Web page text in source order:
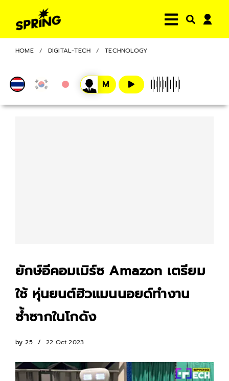
HOME DIGITAL-TECH TECHNOLOGY
ยักษ์อีคอมเมิร์ซ Amazon เตรียม
ใช้ หุ่นยนต์ฮิวแมนนอยด์ทำงาน
ซ้ำซากในโกดัง
by 25 22 Oct 2023